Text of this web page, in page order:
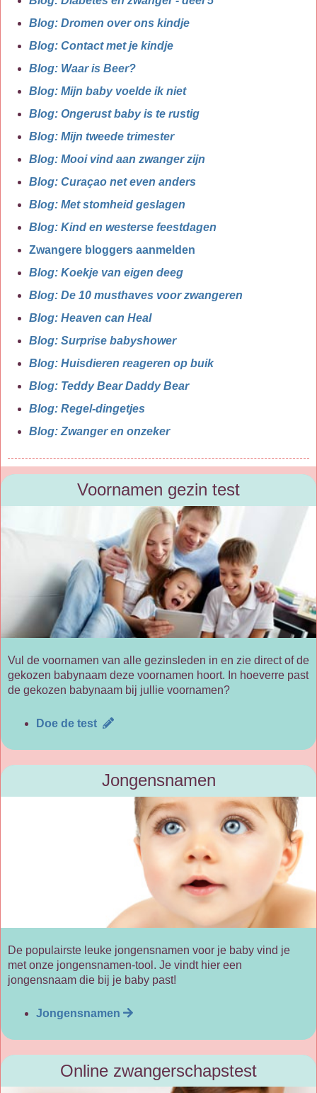
Blog: Dromen over ons kindje
Blog: Contact met je kindje
Blog: Waar is Beer?
Blog: Mijn baby voelde ik niet
Blog: Ongerust baby is te rustig
Blog: Mijn tweede trimester
Blog: Mooi vind aan zwanger zijn
Blog: Curaçao net even anders
Blog: Met stomheid geslagen
Blog: Kind en westerse feestdagen
Zwangere bloggers aanmelden
Blog: Koekje van eigen deeg
Blog: De 10 musthaves voor zwangeren
Blog: Heaven can Heal
Blog: Surprise babyshower
Blog: Huisdieren reageren op buik
Blog: Teddy Bear Daddy Bear
Blog: Regel-dingetjes
Blog: Zwanger en onzeker
Voornamen gezin test
Vul de voornamen van alle gezinsleden in en zie direct of de
gekozen babynaam deze voornamen hoort. In hoeverre past
de gekozen babynaam bij jullie voornamen?
Doe de test
Jongensnamen
De populairste leuke jongensnamen voor je baby vind je
met onze jongensnamen-tool. Je vindt hier een
jongensnaam die bij je baby past!
Jongensnamen
Online zwangerschapstest